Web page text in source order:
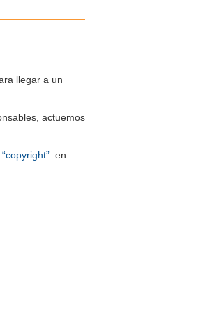
llegar a un
actuemos
en